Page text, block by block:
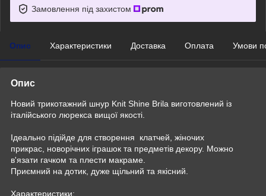
Замовлення під захистом
Опис Характеристики Доставка Оплата Умови
Опис
Новий трикотажний шнур Knit Shine Brila виготовлений із
італійського люрекса вищої якості.
Ідеально підійде для створення клатчей, жіночих
прикрас, новорічних іграшок та предметів декору. Можно
в'язати гачком та плести макраме.
Приємний на дотик, дуже щільний та якісний.
Характеристики: